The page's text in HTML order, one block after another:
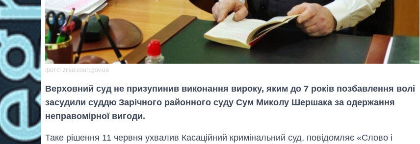
фото: zr.su.court.gov.ua
Верховний суд не призупинив виконання вироку, яким до 7 років позбавлення волі
засудили суддю Зарічного районного суду Сум Миколу Шершака за одержання
неправомірної вигоди.
Таке рішення 11 червня ухвалив Касаційний кримінальний суд, повідомляє «Слово і